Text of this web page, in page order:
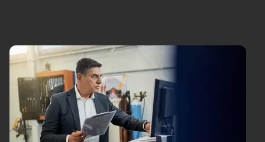
Agronegócios
Brasil
Brasil Mineral
Ciência &
Tecnologia
Cinema
Comportamento
Cultura
Economia
Educação
Infraestrutura
Internacional
Meio Ambiente
Podcast
Política
Tempo